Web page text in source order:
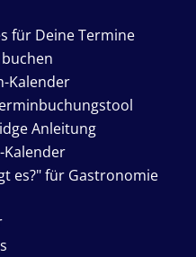
für Deine Termine
Kalender
Anleitung
Kalender
es?" für Gastronomie